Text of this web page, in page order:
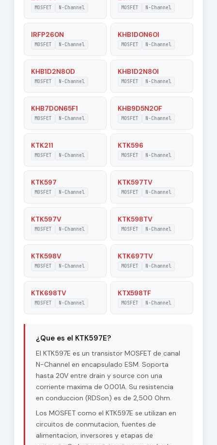
State Resistance
2500 Ohm
MOSFET N-Channel MOSFET N-Channel
IRFP260N
MOSFET N-Channel
KHB1D0N60I
MOSFET N-Channel
KHB1D2N80D
MOSFET N-Channel
KHB1D2N80I
MOSFET N-Channel
KHB7D0N65F1
MOSFET N-Channel
KHB9D5N20F
MOSFET N-Channel
KTK211
MOSFET N-Channel
KTK596
MOSFET N-Channel
KTK597
MOSFET N-Channel
KTK597TV
MOSFET N-Channel
KTK597V
MOSFET N-Channel
KTK598TV
MOSFET N-Channel
KTK598V
MOSFET N-Channel
KTK697TV
MOSFET N-Channel
KTK698TV
MOSFET N-Channel
KTX598TF
MOSFET N-Channel
¿Que es el KTK597E?
El KTK597E es un transistor MOSFET de canal
N-Channel en encapsulado ESM. Soporta
hasta 20V entre drain y source con una
corriente maxima de 0.001A. Su resistencia
en conduccion (RDSon) es de 2,500 Ohm.
Los MOSFET como el KTK597E se utilizan en
circuitos de conmutacion, fuentes de
alimentacion, inversores y etapas de